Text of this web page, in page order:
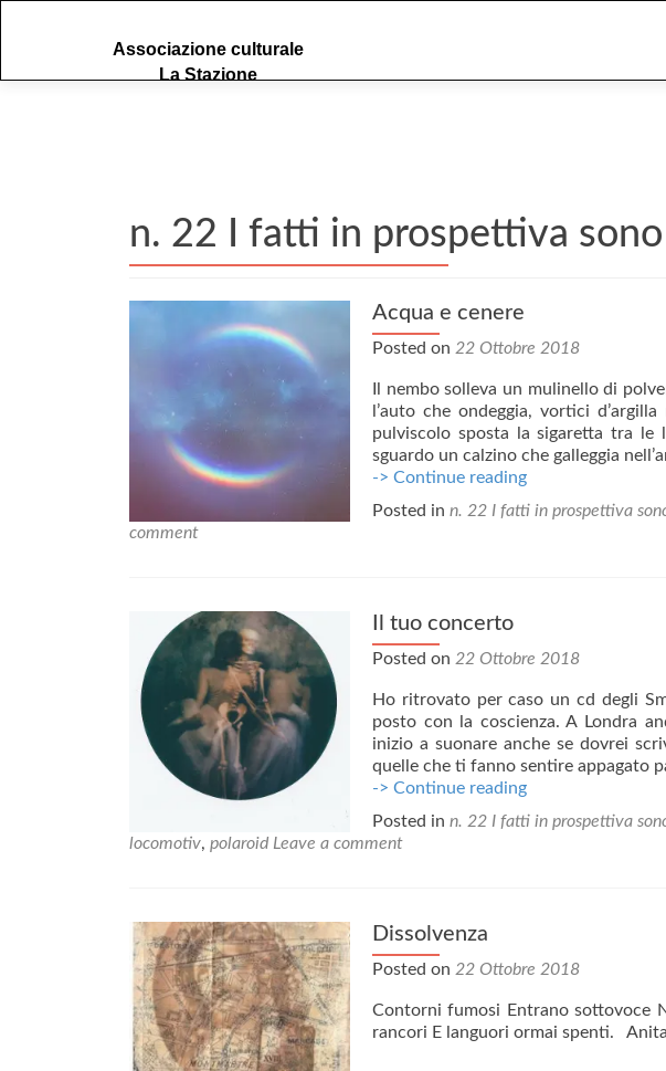
i
Associazione culturale
La Stazione
n. 22 I fatti in prospettiva
Acqua e cenere
Posted on 22 Ottobre 2018
Il nembo solleva un mulinello di
l’auto che ondeggia, vortici
pulviscolo sposta la sigaretta tra le
sguardo un calzino che galleggia
-> Continue readingAcqua
cenere
Posted in n. 22 I fatti in prospettiva
comment
Il tuo concerto
Posted on 22 Ottobre 2018
Ho ritrovato per caso un cd degli
posto con la coscienza. A Londra
inizio a suonare anche se dovrei
quelle che ti fanno sentire appagato
-> Continue readingIl
concerto
Posted in n. 22 I fatti in prospettiva
locomotiv, polaroid Leave a comment
Dissolvenza
Posted on 22 Ottobre 2018
Contorni fumosi Entrano sottovoce
rancori E languori ormai spenti.